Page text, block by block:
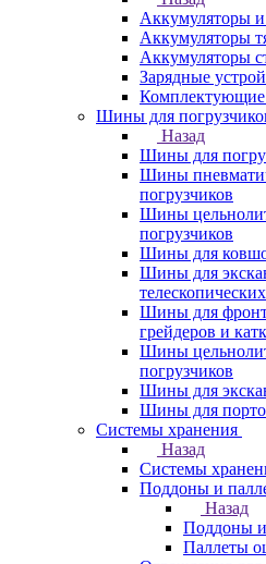
Аккумуляторы и
Аккумуляторы
Аккумуляторы
Зарядные
Шины для
Назад
Шины для
Шины
погрузчиков
Шины
погрузчиков
Шины для
Шины для
Шины для
грейдеров и
Шины
погрузчиков
Шины для
Шины для
Системы хранения
Назад
Системы
Поддоны и
Назад
Поддоны и
Паллеты